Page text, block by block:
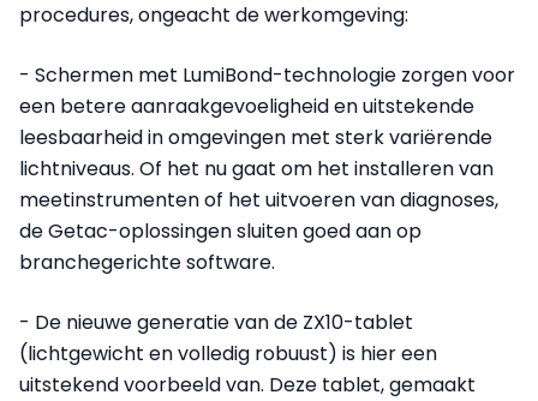
procedures, ongeacht de werkomgeving:
- Schermen met LumiBond-technologie zorgen voor
een betere aanraakgevoeligheid en uitstekende
leesbaarheid in omgevingen met sterk variërende
lichtniveaus. Of het nu gaat om het installeren van
meetinstrumenten of het uitvoeren van diagnoses,
de Getac-oplossingen sluiten goed aan op
branchegerichte software.
- De nieuwe generatie van de ZX10-tablet
(lichtgewicht en volledig robuust) is hier een
uitstekend voorbeeld van. Deze tablet, gemaakt